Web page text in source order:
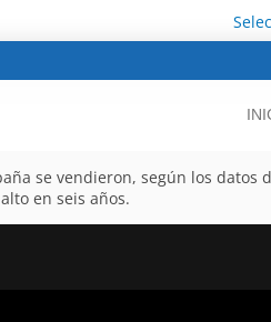
se vendieron, según los
en seis años.